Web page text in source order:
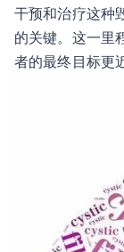
干预和治疗这种
的关键。这一里
者的最终目标更